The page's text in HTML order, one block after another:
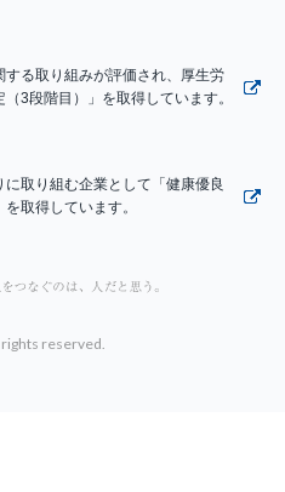
する取り組みが評価され、厚生労
3段階目）」を取得しています。
取り組む企業として「健康優良
取得しています。
reserved.